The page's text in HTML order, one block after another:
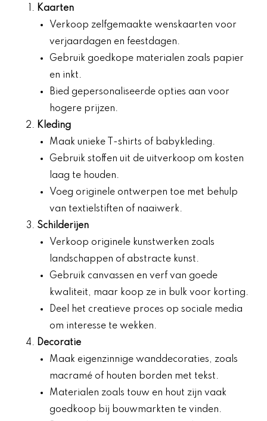
Kaarten
Verkoop zelfgemaakte wenskaarten voor
verjaardagen en feestdagen.
Gebruik goedkope materialen zoals papier
en inkt.
Bied gepersonaliseerde opties aan voor
hogere prijzen.
Kleding
Maak unieke T-shirts of babykleding.
Gebruik stoffen uit de uitverkoop om kosten
laag te houden.
Voeg originele ontwerpen toe met behulp
van textielstiften of naaiwerk.
Schilderijen
Verkoop originele kunstwerken zoals
landschappen of abstracte kunst.
Gebruik canvassen en verf van goede
kwaliteit, maar koop ze in bulk voor korting.
Deel het creatieve proces op sociale media
om interesse te wekken.
Decoratie
Maak eigenzinnige wanddecoraties, zoals
macramé of houten borden met tekst.
Materialen zoals touw en hout zijn vaak
goedkoop bij bouwmarkten te vinden.